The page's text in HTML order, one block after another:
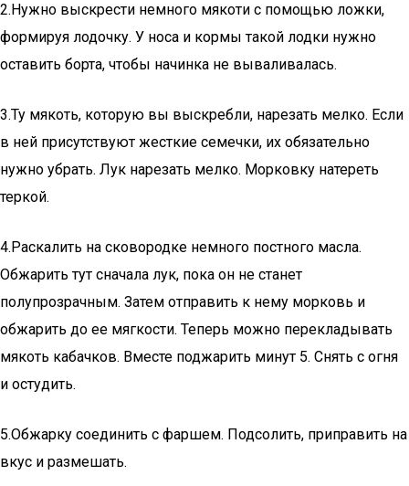
2.Нужно выскрести немного мякоти с помощью ложки,
формируя лодочку. У носа и кормы такой лодки нужно
оставить борта, чтобы начинка не вываливалась.
3.Ту мякоть, которую вы выскребли, нарезать мелко. Если
в ней присутствуют жесткие семечки, их обязательно
нужно убрать. Лук нарезать мелко. Морковку натереть
теркой.
4.Раскалить на сковородке немного постного масла.
Обжарить тут сначала лук, пока он не станет
полупрозрачным. Затем отправить к нему морковь и
обжарить до ее мягкости. Теперь можно перекладывать
мякоть кабачков. Вместе поджарить минут 5. Снять с огня
и остудить.
5.Обжарку соединить с фаршем. Подсолить, приправить на
вкус и размешать.